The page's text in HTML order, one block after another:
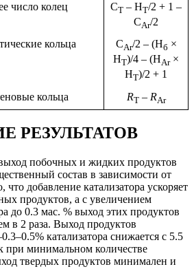
число колец CT – HT/2 + 1 –
CAr/2
кольца CAr/2 – (Hб ×
HT)/4 – (HAr×
HT)/2 + 1
кольца RT– RAr
РЕЗУЛЬТАТОВ
побочных и жидких продуктов
состав в зависимости от
добавление катализатора ускоряет
продуктов, а с увеличением
до 0.3 мас. % выход этих продуктов
в 2 раза. Выход продуктов
катализатора снижается с 5.5
при минимальном количестве
твердых продуктов минимален и